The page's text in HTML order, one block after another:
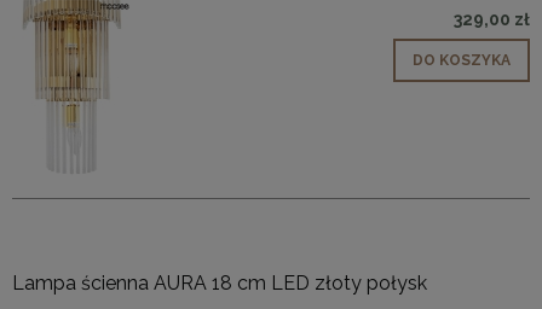
329,00 zł
DO KOSZYKA
Lampa ścienna AURA 18 cm LED złoty połysk